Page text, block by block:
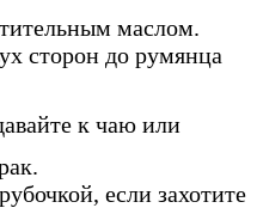
маслом.
сторон до румянца
к чаю или
если захотите